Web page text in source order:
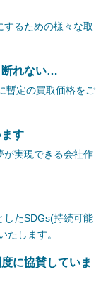
するための様々な取
断れない…
暫定の買取価格をご
す
が実現できる会社作
したSDGs(持続可能
たします。
に協賛していま